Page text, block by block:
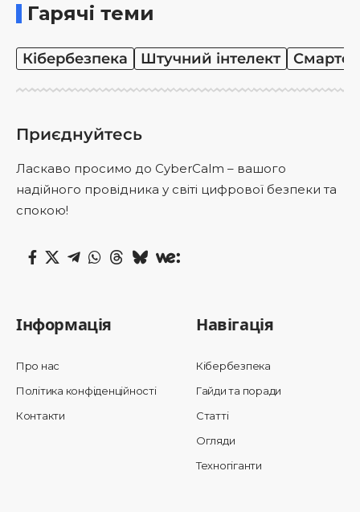
Гарячі теми
Кібербезпека Штучний інтелект
Приєднуйтесь
Ласкаво просимо до CyberCalm – вашого
надійного провідника у світі цифрової безпеки та
спокою!
Інформація
Про нас
Політика конфіденційності
Контакти
Навігація
Кібербезпека
Гайди та поради
Статті
Огляди
Техногіганти